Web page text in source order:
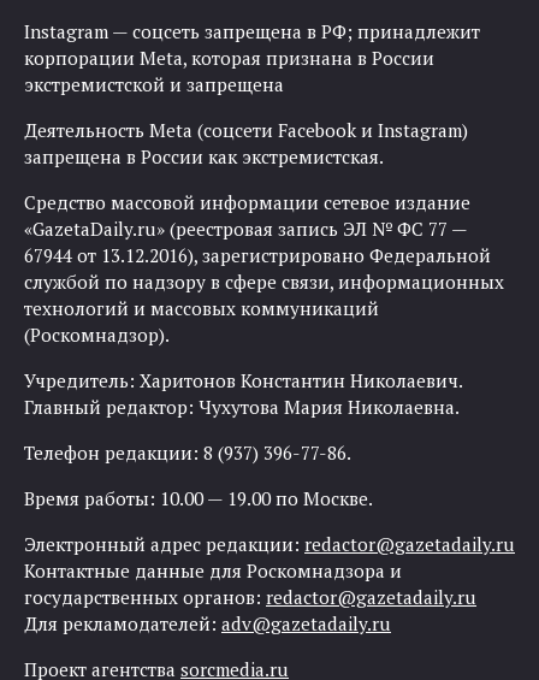
Instagram — соцсеть запрещена в РФ; принадлежит
корпорации Meta, которая признана в России
экстремистской и запрещена
Деятельность Meta (соцсети Facebook и Instagram)
запрещена в России как экстремистская.
Средство массовой информации сетевое издание
«GazetaDaily.ru» (реестровая запись ЭЛ № ФС 77 —
67944 от 13.12.2016), зарегистрировано Федеральной
службой по надзору в сфере связи, информационных
технологий и массовых коммуникаций
(Роскомнадзор).
Учредитель: Харитонов Константин Николаевич.
Главный редактор: Чухутова Мария Николаевна.
Телефон редакции: 8 (937) 396-77-86.
Время работы: 10.00 — 19.00 по Москве.
Электронный адрес редакции: redactor@gazetadaily.ru
Контактные данные для Роскомнадзора и
государственных органов: redactor@gazetadaily.ru
Для рекламодателей: adv@gazetadaily.ru
Проект агентства sorcmedia.ru